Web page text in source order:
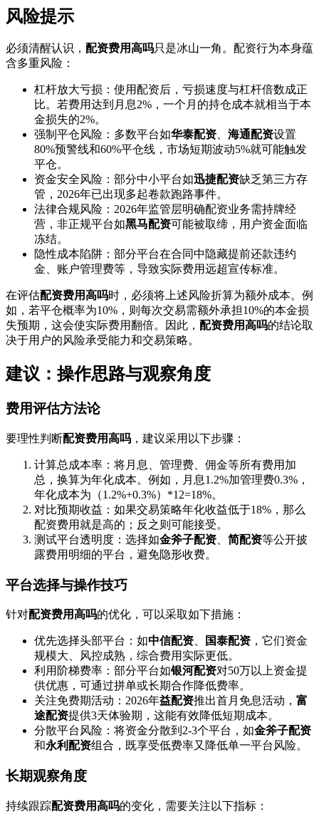
风险提示
必须清醒认识， 配资费用高吗只是冰山一角。配资行为本身蕴
含多重风险：
杠杆放大亏损：使用配资后，亏损速度与杠杆倍数成正
比。若费用达到月息2%，一个月的持仓成本就相当于本
金损失的2%。
强制平仓风险：多数平台如华泰配资、 海通配资设置
80%预警线和60%平仓线，市场短期波动5%就可能触发
平仓。
资金安全风险：部分中小平台如迅捷配资缺乏第三方存
管，2026年已出现多起卷款跑路事件。
法律合规风险：2026年监管层明确配资业务需持牌经
营，非正规平台如黑马配资可能被取缔，用户资金面临
冻结。
隐性成本陷阱：部分平台在合同中隐藏提前还款违约
金、账户管理费等，导致实际费用远超宣传标准。
在评估配资费用高吗时，必须将上述风险折算为额外成本。例
如，若平仓概率为10%，则每次交易需额外承担10%的本金损
失预期，这会使实际费用翻倍。因此， 配资费用高吗的结论取
决于用户的风险承受能力和交易策略。
建议：操作思路与观察角度
费用评估方法论
要理性判断配资费用高吗 ，建议采用以下步骤：
计算总成本率：将月息、管理费、佣金等所有费用加
总，换算为年化成本。例如，月息1.2%加管理费0.3%，
年化成本为（1.2%+0.3%）*12=18%。
对比预期收益：如果交易策略年化收益低于18%，那么
配资费用就是高的；反之则可能接受。
测试平台透明度：选择如金斧子配资 简配资等公开披
露费用明细的平台，避免隐形收费。
平台选择与操作技巧
针对配资费用高吗的优化，可以采取如下措施：
优先选择头部平台：如中信配资、 国泰配资 ，它们资金
规模大、风控成熟，综合费用实际更低。
利用阶梯费率：部分平台如银河配资对50万以上资金提
供优惠，可通过拼单或长期合作降低费率。
关注免费期活动：2026年益配资推出首月免息活动， 富
途配资提供3天体验期，这能有效降低短期成本。
分散平台风险：将资金分散到2-3个平台，如金斧子配资
和永利配资组合，既享受低费率又降低单一平台风险。
长期观察角度
持续跟踪配资费用高吗的变化，需要关注以下指标：